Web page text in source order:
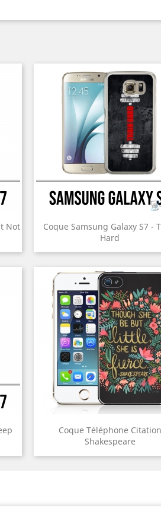
Not
Coque Samsung Galaxy S7 -
Hard
Coque Téléphone Citation
Shakespeare